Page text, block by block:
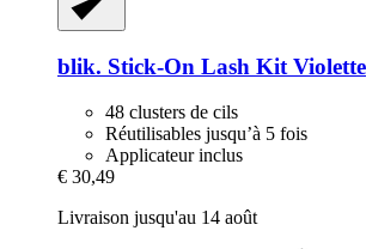
blik. Stick-​On Lash Kit Violette
48 clusters de cils
Réutilisables jusqu’à 5 fois
Applicateur inclus
€ 30,49
Livraison jusqu'au 14 août